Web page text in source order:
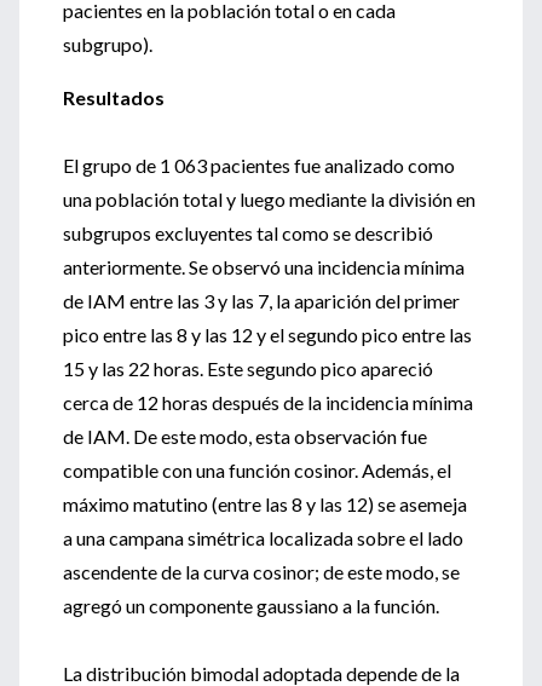
pacientes en la población total o en cada
subgrupo).
Resultados
El grupo de 1 063 pacientes fue analizado como
una población total y luego mediante la división en
subgrupos excluyentes tal como se describió
anteriormente. Se observó una incidencia mínima
de IAM entre las 3 y las 7, la aparición del primer
pico entre las 8 y las 12 y el segundo pico entre las
15 y las 22 horas. Este segundo pico apareció
cerca de 12 horas después de la incidencia mínima
de IAM. De este modo, esta observación fue
compatible con una función cosinor. Además, el
máximo matutino (entre las 8 y las 12) se asemeja
a una campana simétrica localizada sobre el lado
ascendente de la curva cosinor; de este modo, se
agregó un componente gaussiano a la función.
La distribución bimodal adoptada depende de la